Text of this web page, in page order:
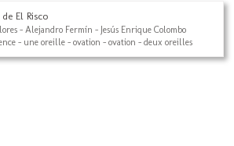
El Risco
- Alejandro Fermín - Jesús Enrique Colombo
- une oreille - ovation - ovation - deux oreilles